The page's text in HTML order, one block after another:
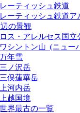
ーティッシュ鉄道
ーティッシュ鉄道
の景観
ス・アレルセス国立
シントン山_(ニュー
年雪
ノ沢岳
俣蓮華岳
河内岳
越国境
界最古の一覧